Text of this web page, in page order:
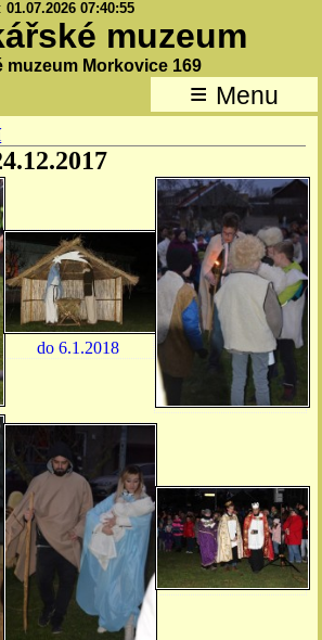
01.07.2026 07:40:55
muzeum
muzeum Morkovice 169
≡ Menu
do 6.1.2018